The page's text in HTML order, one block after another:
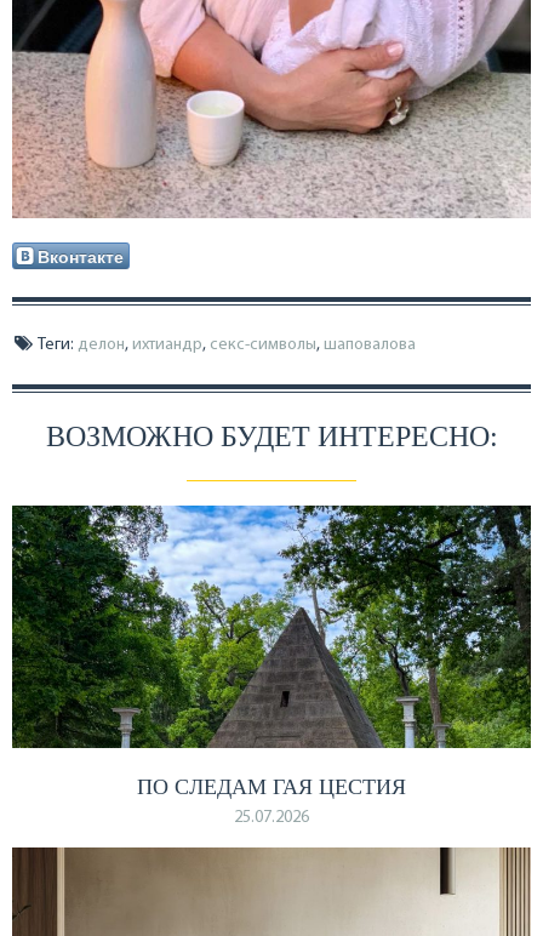
Вконтакте
Теги: делон, ихтиандр, секс-символы, шаповалова
ВОЗМОЖНО БУДЕТ ИНТЕРЕСНО:
ПО СЛЕДАМ ГАЯ ЦЕСТИЯ
25.07.2026